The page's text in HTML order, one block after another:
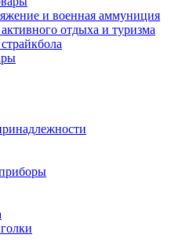
и военная аммуниция
отдыха и туризма